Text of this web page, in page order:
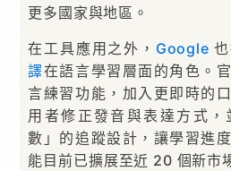
更多國家與地區。
在工具應用之外， Google
譯在語言學習層面的角色。
言練習功能，加入更即時的
用者修正發音與表達方式，
數」的追蹤設計，讓學習進
能目前已擴展至近 20 個新市